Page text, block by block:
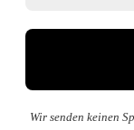
Wir senden keinen